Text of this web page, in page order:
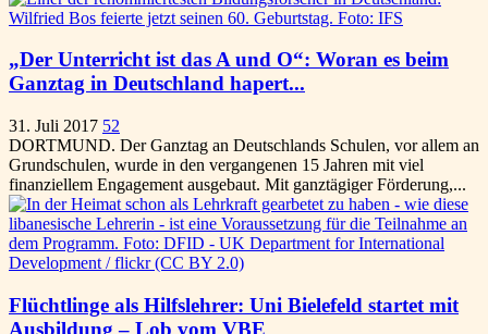
„Der Unterricht ist das A und O“: Woran es beim
Ganztag in Deutschland hapert...
31. Juli 2017 52
DORTMUND. Der Ganztag an Deutschlands Schulen, vor allem an
Grundschulen, wurde in den vergangenen 15 Jahren mit viel
finanziellem Engagement ausgebaut. Mit ganztägiger Förderung,...
Flüchtlinge als Hilfslehrer: Uni Bielefeld startet mit
Ausbildung – Lob vom VBE